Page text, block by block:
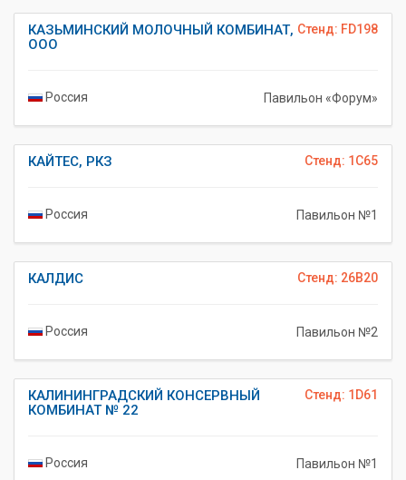
Стенд: FD198
КАЗЬМИНСКИЙ МОЛОЧНЫЙ КОМБИНАТ,
ООО
Россия Павильон «Форум»
Стенд: 1C65
КАЙТЕС, РКЗ
Россия Павильон №1
Стенд: 26B20
КАЛДИС
Россия Павильон №2
Стенд: 1D61
КАЛИНИНГРАДСКИЙ КОНСЕРВНЫЙ
КОМБИНАТ № 22
Россия Павильон №1